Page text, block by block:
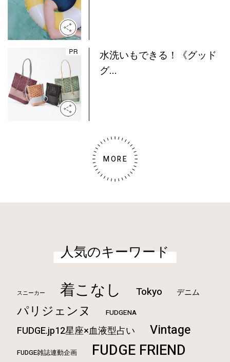
水洗いもできる！《グッド
グ...
MORE
人気のキーワード
スニーカー 着こなし Tokyo デニム
パリジェンヌ FUDGENA
FUDGE.jp12星座×血液型占い Vintage
FUDGE雑誌連動企画 FUDGE FRIEND